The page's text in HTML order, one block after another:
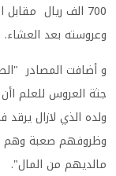
700 الف ريال
وعروسته بعد العشاء.
و أضافت المصادر
جثة العروس للعلم
ولده الذي لازال
وظروفهم صعبة وهم
مالديهم من المال".